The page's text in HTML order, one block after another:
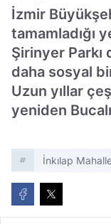
İzmir
tamamladığı
Şirinyer Parkı
daha sosyal
Uzun yıllar
yeniden
İnkılap